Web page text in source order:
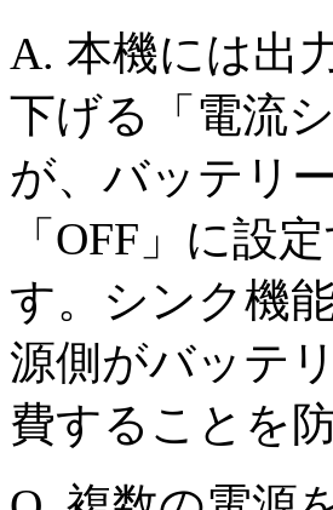
A. 本機には出
下げる「電流
が、バッテリ
「OFF」に設
す。シンク機
源側がバッテ
費することを